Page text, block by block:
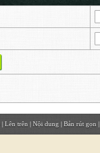
| Lên trên | Nội dung | Bản rút gọn |